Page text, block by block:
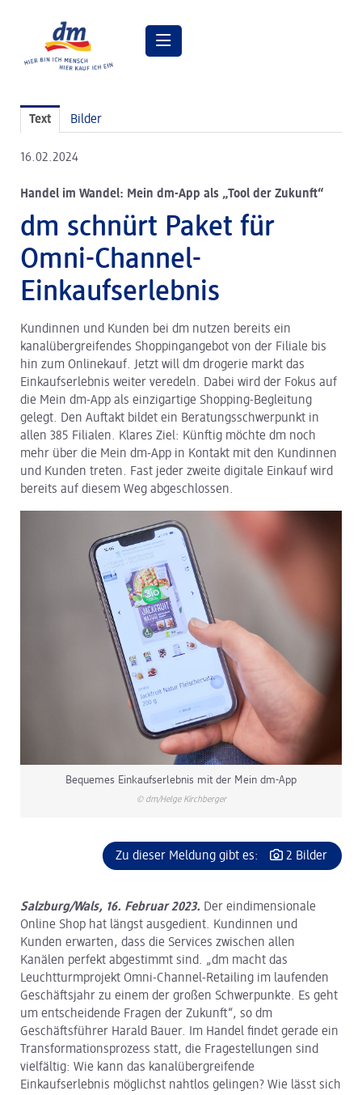
Pressebilder
dm Geschäftsführung
dm Markt
dm friseurstudio
dm kosmetikstudio
Verantwortung
Lehre bei dm
Arbeiten bei dm
dm Logistik
dm Online Shop
Über dm
ACTIVE BEAUTY
Text Bilder
16.02.2024
Handel im Wandel: Mein dm-App als „Tool der Zukunft“
dm schnürt Paket für
Omni-Channel-
Einkaufserlebnis
Kundinnen und Kunden bei dm nutzen bereits ein
kanalübergreifendes Shoppingangebot von der Filiale bis
hin zum Onlinekauf. Jetzt will dm drogerie markt das
Einkaufserlebnis weiter veredeln. Dabei wird der Fokus auf
die Mein dm-App als einzigartige Shopping-Begleitung
gelegt. Den Auftakt bildet ein Beratungsschwerpunkt in
allen 385 Filialen. Klares Ziel: Künftig möchte dm noch
mehr über die Mein dm-App in Kontakt mit den Kundinnen
und Kunden treten. Fast jeder zweite digitale Einkauf wird
bereits auf diesem Weg abgeschlossen.
Bequemes Einkaufserlebnis mit der Mein dm-App
© dm/Helge Kirchberger
Zu dieser Meldung gibt es: 2 Bilder
Salzburg/Wals, 16. Februar 2023. Der eindimensionale
Online Shop hat längst ausgedient. Kundinnen und
Kunden erwarten, dass die Services zwischen allen
Kanälen perfekt abgestimmt sind. „dm macht das
Leuchtturmprojekt Omni-Channel-Retailing im laufenden
Geschäftsjahr zu einem der großen Schwerpunkte. Es geht
um entscheidende Fragen der Zukunft“, so dm
Geschäftsführer Harald Bauer. Im Handel findet gerade ein
Transformationsprozess statt, die Fragestellungen sind
vielfältig: Wie kann das kanalübergreifende
Einkaufserlebnis möglichst nahtlos gelingen? Wie lässt sich